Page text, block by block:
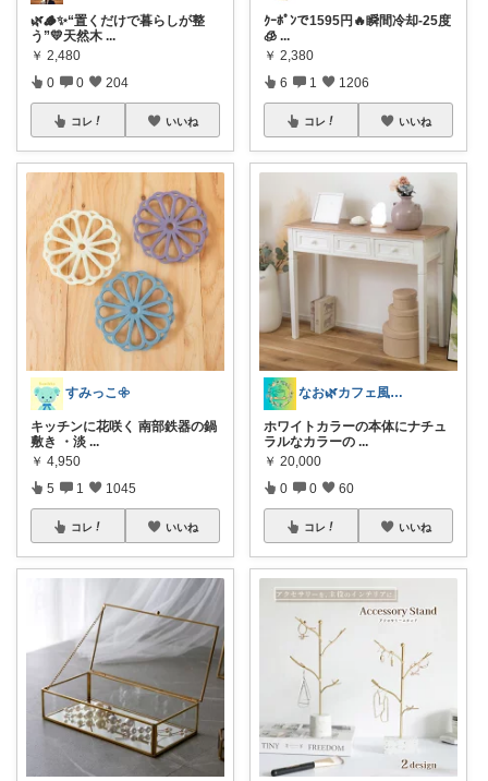
🌿🪵✨“置くだけで暮らしが整
う”💛天然木 ...
￥ 2,480
0 0 204
コレ いいね
すみっこ𖧷
キッチンに花咲く 南部鉄器の鍋
敷き ・淡 ...
￥ 4,950
5 1 1045
コレ いいね
ｸｰﾎﾟﾝで1595円🔥瞬間冷却-25度
🧊 ...
￥ 2,380
6 1 1206
コレ いいね
なお🌿カフェ風インテリア・雑貨好き
ホワイトカラーの本体にナチュ
ラルなカラーの ...
￥ 20,000
0 0 60
コレ いいね